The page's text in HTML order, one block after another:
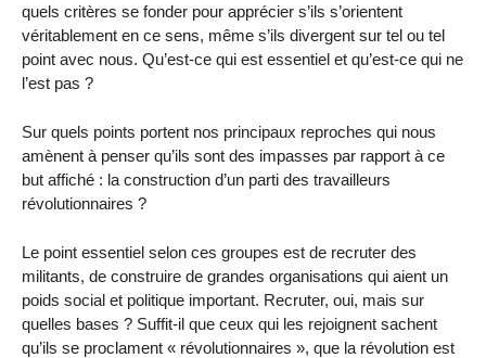
quels critères se fonder pour apprécier s’ils s’orientent
véritablement en ce sens, même s’ils divergent sur tel ou tel
point avec nous. Qu’est-ce qui est essentiel et qu’est-ce qui ne
l’est pas ?
Sur quels points portent nos principaux reproches qui nous
amènent à penser qu’ils sont des impasses par rapport à ce
but affiché : la construction d’un parti des travailleurs
révolutionnaires ?
Le point essentiel selon ces groupes est de recruter des
militants, de construire de grandes organisations qui aient un
poids social et politique important. Recruter, oui, mais sur
quelles bases ? Suffit-il que ceux qui les rejoignent sachent
qu’ils se proclament « révolutionnaires », que la révolution est